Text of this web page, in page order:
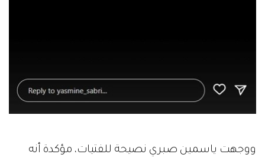
ووجهت ياسمين صبري نصيحة للفتيات، مؤكدة أنه